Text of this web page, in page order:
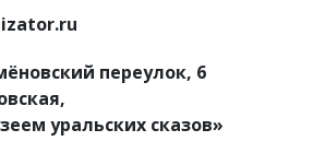
переулок, 6
уральских сказов»